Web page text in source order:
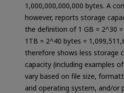
1,000,000,000,000 bytes. A
however, reports storage
the definition of 1 GB = 2^30
1TB = 2^40 bytes =
therefore shows less storage
capacity (including examples
vary based on file size,
and operating system, and/or